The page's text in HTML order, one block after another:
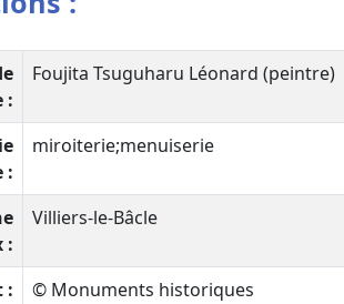
:
Foujita Tsuguharu Léonard (peintre)
:
miroiterie;menuiserie
:
Villiers-le-Bâcle
:
© Monuments historiques